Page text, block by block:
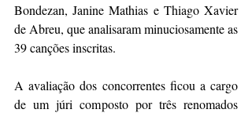
Bondezan, Janine Mathias e Thiago Xavier
de Abreu, que analisaram minuciosamente as
39 canções inscritas.
A avaliação dos concorrentes ficou a cargo
de um júri composto por três renomados